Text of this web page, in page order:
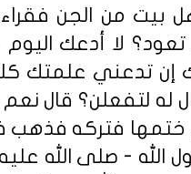
بيت من الجن
لا أدعك
إن تدعني علمتك
له لتفعلن؟ قال
ختمها فتركه فذهب
الله - صلى الله